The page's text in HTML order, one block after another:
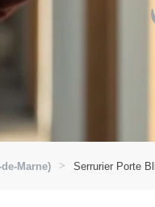
Marne) Serrurier Porte